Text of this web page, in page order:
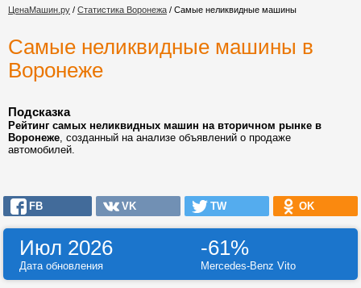
ЦенаМашин.ру / Статистика Воронежа / Самые неликвидные машины
Самые неликвидные машины в
Воронеже
Подсказка
Рейтинг самых неликвидных машин на вторичном рынке в
Воронеже, созданный на анализе объявлений о продаже
автомобилей.
FB VK TW OK
Июл 2026 -61%
Дата обновления Mercedes-Benz Vito